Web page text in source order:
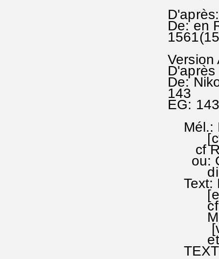
De: en
Version
De:
143
EG:
Mél.:
[cf
cf RA
ou:
Text:
[en
cf
[voir
et: